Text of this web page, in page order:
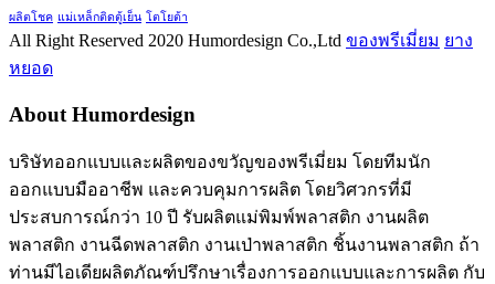
ผลิตโชค แม่เหล็กติดตู้เย็น โตโยต้า
All Right Reserved 2020 Humordesign Co.,Ltd ของพรีเมี่ยม ยาง
หยอด
About Humordesign
บริษัทออกแบบและผลิตของขวัญของพรีเมี่ยม โดยทีมนัก
ออกแบบมืออาชีพ และควบคุมการผลิต โดยวิศวกรที่มี
ประสบการณ์กว่า 10 ปี รับผลิตแม่พิมพ์พลาสติก งานผลิต
พลาสติก งานฉีดพลาสติก งานเป่าพลาสติก ชิ้นงานพลาสติก ถ้า
ท่านมีไอเดียผลิตภัณฑ์ปรึกษาเรื่องการออกแบบและการผลิต กับ